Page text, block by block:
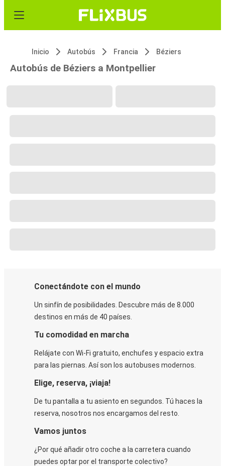
Inicio Autobús Francia Béziers
Autobús de Béziers a Montpellier
Conectándote con el mundo
Un sinfín de posibilidades. Descubre más de 8.000
destinos en más de 40 países.
Tu comodidad en marcha
Relájate con Wi-Fi gratuito, enchufes y espacio extra
para las piernas. Así son los autobuses modernos.
Elige, reserva, ¡viaja!
De tu pantalla a tu asiento en segundos. Tú haces la
reserva, nosotros nos encargamos del resto.
Vamos juntos
¿Por qué añadir otro coche a la carretera cuando
puedes optar por el transporte colectivo?